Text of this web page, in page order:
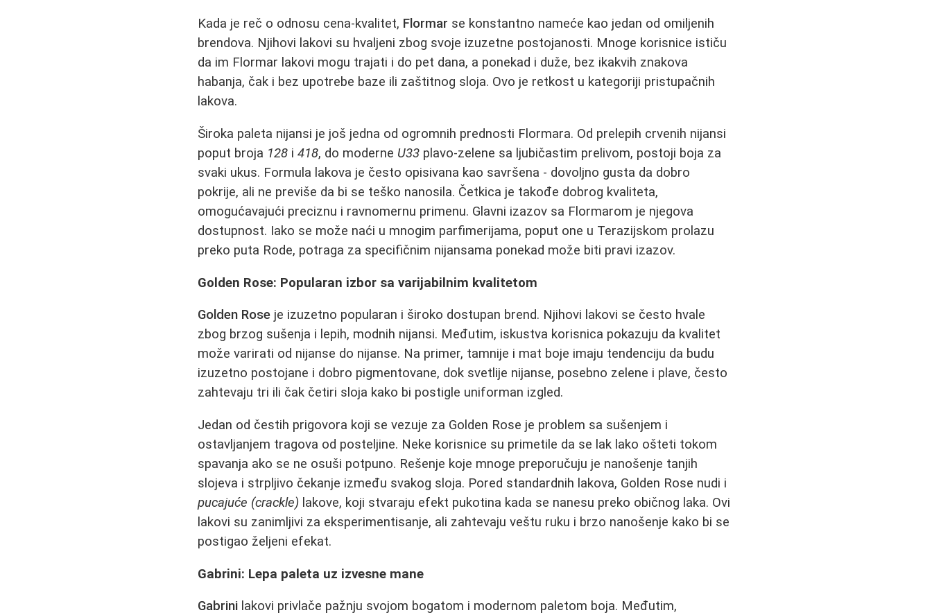
Kada je reč o odnosu cena-kvalitet, Flormar se konstantno nameće kao jedan od omiljenih
brendova. Njihovi lakovi su hvaljeni zbog svoje izuzetne postojanosti. Mnoge korisnice ističu
da im Flormar lakovi mogu trajati i do pet dana, a ponekad i duže, bez ikakvih znakova
habanja, čak i bez upotrebe baze ili zaštitnog sloja. Ovo je retkost u kategoriji pristupačnih
lakova.
Široka paleta nijansi je još jedna od ogromnih prednosti Flormara. Od prelepih crvenih nijansi
poput broja 128 i418, do moderne U33 plavo-zelene sa ljubičastim prelivom, postoji boja za
svaki ukus. Formula lakova je često opisivana kao savršena - dovoljno gusta da dobro
pokrije, ali ne previše da bi se teško nanosila. Četkica je takođe dobrog kvaliteta,
omogućavajući preciznu i ravnomernu primenu. Glavni izazov sa Flormarom je njegova
dostupnost. Iako se može naći u mnogim parfimerijama, poput one u Terazijskom prolazu
preko puta Rode, potraga za specifičnim nijansama ponekad može biti pravi izazov.
Golden Rose: Popularan izbor sa varijabilnim kvalitetom
Golden Rose je izuzetno popularan i široko dostupan brend. Njihovi lakovi se često hvale
zbog brzog sušenja i lepih, modnih nijansi. Međutim, iskustva korisnica pokazuju da kvalitet
može varirati od nijanse do nijanse. Na primer, tamnije i mat boje imaju tendenciju da budu
izuzetno postojane i dobro pigmentovane, dok svetlije nijanse, posebno zelene i plave, često
zahtevaju tri ili čak četiri sloja kako bi postigle uniforman izgled.
Jedan od čestih prigovora koji se vezuje za Golden Rose je problem sa sušenjem i
ostavljanjem tragova od posteljine. Neke korisnice su primetile da se lak lako ošteti tokom
spavanja ako se ne osuši potpuno. Rešenje koje mnoge preporučuju je nanošenje tanjih
slojeva i strpljivo čekanje između svakog sloja. Pored standardnih lakova, Golden Rose nudi i
pucajuće (crackle) lakove, koji stvaraju efekt pukotina kada se nanesu preko običnog laka. Ovi
lakovi su zanimljivi za eksperimentisanje, ali zahtevaju veštu ruku i brzo nanošenje kako bi se
postigao željeni efekat.
Gabrini: Lepa paleta uz izvesne mane
Gabrini lakovi privlače pažnju svojom bogatom i modernom paletom boja. Međutim,